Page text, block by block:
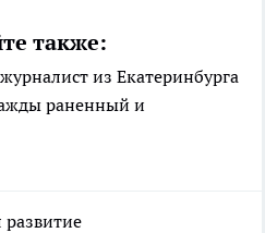
также:
из Екатеринбурга
раненный и